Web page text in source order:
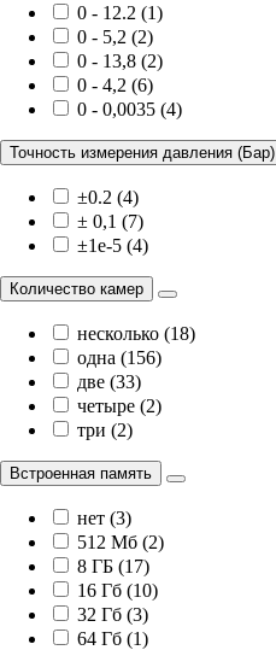
0 - 12.2 (1)
0 - 5,2 (2)
0 - 13,8 (2)
0 - 4,2 (6)
0 - 0,0035 (4)
Точность измерения давления (Бар)
±0.2 (4)
± 0,1 (7)
±1e-5 (4)
Количество камер
несколько (18)
одна (156)
две (33)
четыре (2)
три (2)
Встроенная память
нет (3)
512 Мб (2)
8 ГБ (17)
16 Гб (10)
32 Гб (3)
64 Гб (1)